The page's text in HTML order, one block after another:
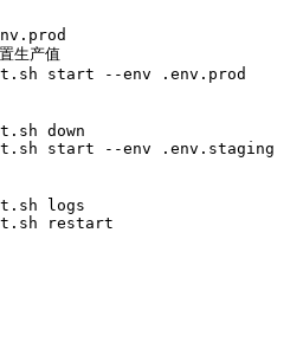
生产值
start --env .env.prod
down
start --env .env.staging
logs
restart